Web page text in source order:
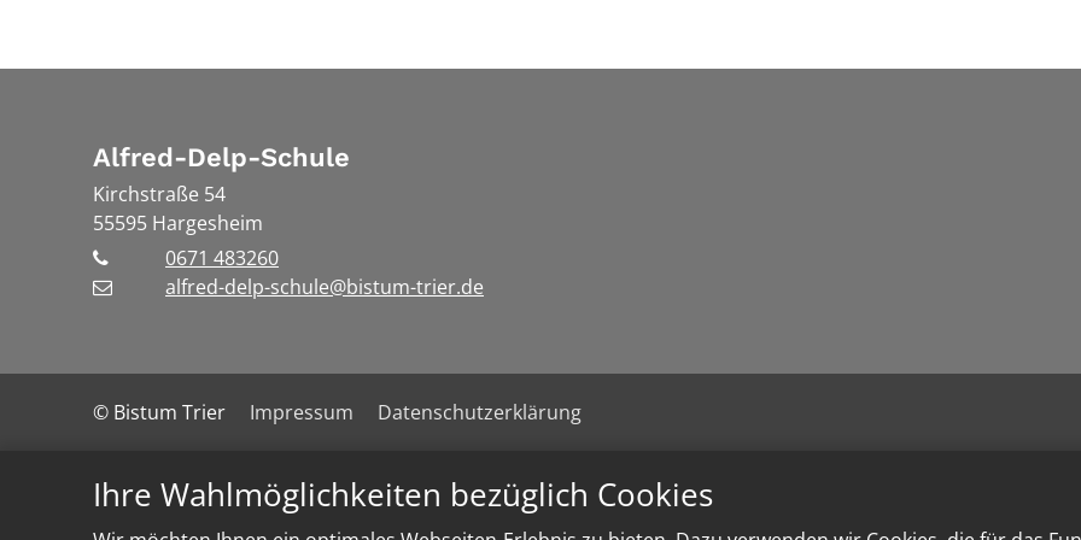
Ihre Wahlmöglichkeiten bezüglich Cookies
Alfred-Delp-Schule
Kirchstraße 54
55595 Hargesheim
0671 483260
alfred-delp-schule@bistum-trier.de
© Bistum Trier Impressum Datenschutzerklärung